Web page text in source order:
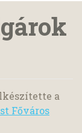
a
Főváros